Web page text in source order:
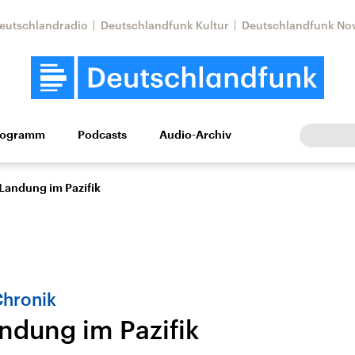
Deutschlandfunk Kultur Deutschlandfunk
Wissen Kultur Europa
Nahostkonflikt
Podcasts Audio-Archiv
im Pazifik
im Pazifik